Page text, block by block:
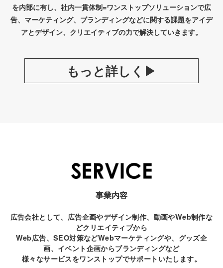
を内部に有し、社内一貫体制=ワンストップソリューションで広
告、マーケティング、ブランディングなどに関する課題をアイデ
アとデザイン、クリエイティブの力で解決していきます。
もっと詳しく▶︎
事業内容
広告会社として、広告企画やデザイン制作、動画やWeb制作な
どクリエイティブから
Web広告、SEO対策などWebマーケティングや、グッズ企
画、イベント企画からブランディングなど
様々なサービスをワンストップでサポートいたします。